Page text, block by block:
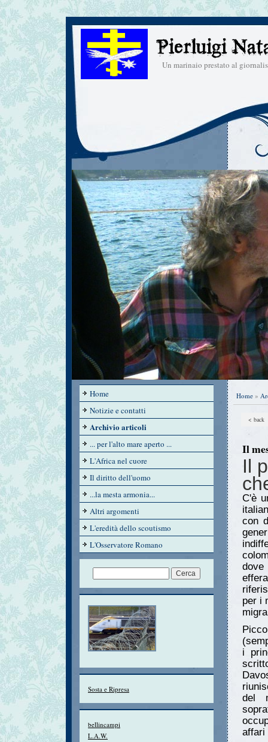
Un marinaio prestato al
Home »
< back
Il
Il
C'è
con
per i
i
del
affari
Home
Notizie e contatti
Archivio articoli
... per l'alto mare aperto ...
L'Africa nel cuore
Il diritto dell'uomo
...la mesta armonia...
Altri argomenti
L'eredità dello scoutismo
L'Osservatore Romano
Sosta e Ripresa
bellincampi
L.A.W.